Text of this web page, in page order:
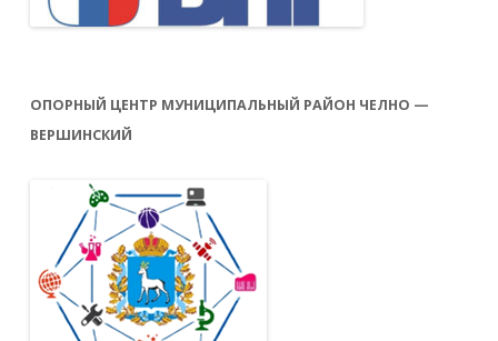
ОПОРНЫЙ ЦЕНТР МУНИЦИПАЛЬНЫЙ РАЙОН ЧЕЛНО —
ВЕРШИНСКИЙ